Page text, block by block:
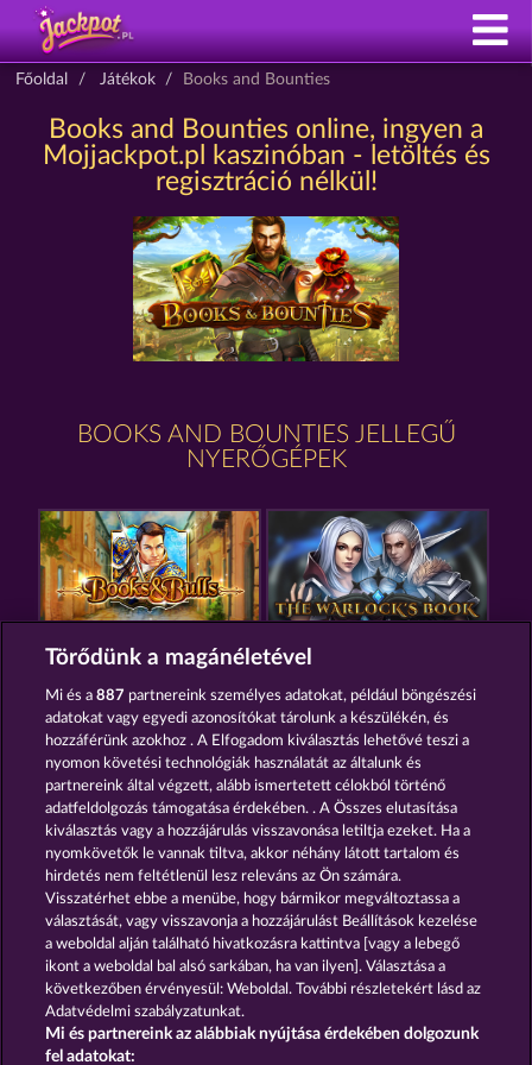
Főoldal Játékok Books and Bounties
Books and Bounties online, ingyen a
Mojjackpot.pl kaszinóban - letöltés és
regisztráció nélkül!
BOOKS AND BOUNTIES JELLEGŰ
NYERŐGÉPEK
BOOKS AND BULLS THE WARLOCKS BOOK
BOOK OF ROMEO AND JULIA MAGIC BOOK
Részvételi feltételek
Adatkezelési tájékoztató Impresszum
A cég GYIK Partnerprogram
Törődünk a magánéletével
Mi és a887 partnereink személyes adatokat, például böngészési
adatokat vagy egyedi azonosítókat tárolunk a készülékén, és
hozzáférünk azokhoz . A Elfogadom kiválasztás lehetővé teszi a
nyomon követési technológiák használatát az általunk és
partnereink által végzett, alább ismertetett célokból történő
adatfeldolgozás támogatása érdekében. . A Összes elutasítása
kiválasztás vagy a hozzájárulás visszavonása letiltja ezeket. Ha a
nyomkövetők le vannak tiltva, akkor néhány látott tartalom és
hirdetés nem feltétlenül lesz releváns az Ön számára.
Visszatérhet ebbe a menübe, hogy bármikor megváltoztassa a
választását, vagy visszavonja a hozzájárulást Beállítások kezelése
a weboldal alján található hivatkozásra kattintva [vagy a lebegő
ikont a weboldal bal alsó sarkában, ha van ilyen]. Választása a
következőben érvényesül: Weboldal. További részletekért lásd az
Adatvédelmi szabályzatunkat.
Mi és partnereink az alábbiak nyújtása érdekében dolgozunk
fel adatokat: